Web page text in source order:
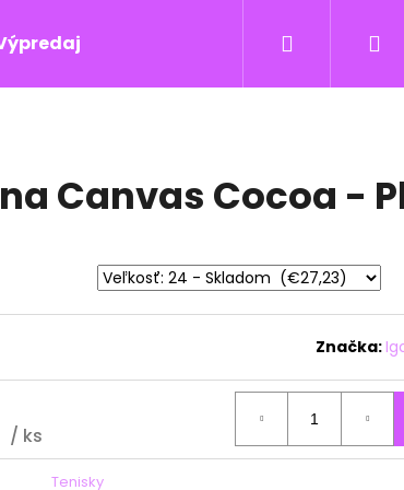
Hľadať
Canvas Cocoa -
Značka:
/ ks
Tenisky